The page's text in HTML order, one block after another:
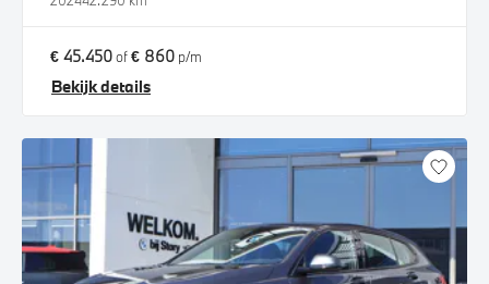
€ 45.450of€ 860 p/m
Bekijk details